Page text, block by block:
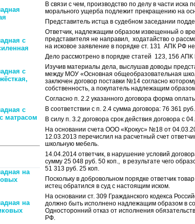
с
с
с
матрасом
на
на
В связи с чем, производство по делу в части
морального ущерба подлежит прекращению на
Представитель истца в судебном заседании
Ответчик, надлежащим образом извещенный о
представителя не направил, ходатайство о
на исковое заявление в порядке ст. 131 АПК РФ
Дело рассмотрено в порядке статей 123, 156 АПК
Изучив материалы дела, выслушав доводы
между МОУ «Основная общеобразовательная
заключен договор поставки №14 согласно
собственность, а покупатель надлежащим
Согласно п. 2.2 указанного договора форма
В соответствии с п. 2.4 сумма договора: 76 361
В силу п. 3.2 договора срок действия договора с
На основании счета ООО «Крокус» №18 от
12.03.2013 перечислил на расчетный счет
школьную мебель.
14.04.2014 ответчик, в нарушение условий
сумму 25 048 руб. 50 коп., в результате чего
51 313 руб. 25 коп.
Поскольку в добровольном порядке ответчик
истец обратился в суд с настоящим иском.
На основании ст. 309 Гражданского кодекса
должно быть исполнено надлежащим образом в
Односторонний отказ от исполнения
РФ.